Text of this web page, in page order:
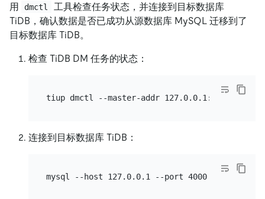
用
dmctl
工具检查任务状态，并连接到目标数据库
TiDB，确认数据是否已成功从源数据库 MySQL 迁移到了
目标数据库 TiDB。
检查 TiDB DM 任务的状态：
连接到目标数据库 TiDB：
mysql --host 127.0.0.1 --port 4000 -u root --